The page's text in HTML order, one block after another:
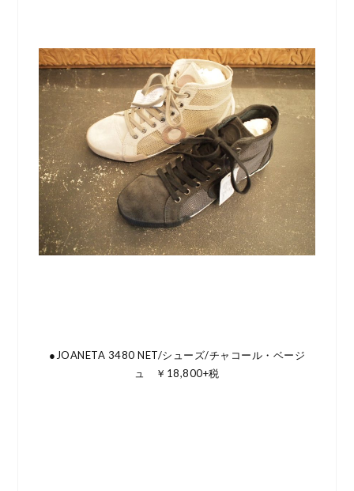
●JOANETA 3480 NET/シューズ/チャコール・ベージ
ュ ￥18,800+税